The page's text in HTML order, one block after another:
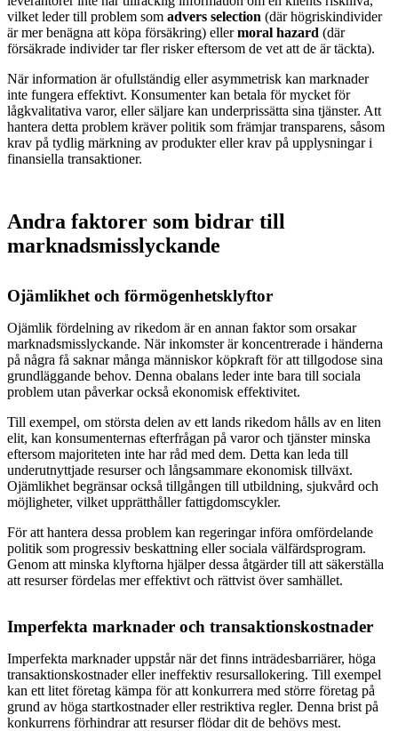
vilket leder till problem som advers selection (där högriskindivider
är mer benägna att köpa försäkring) ellermoral hazard (där
försäkrade individer tar fler risker eftersom de vet att de är täckta).
När information är ofullständig eller asymmetrisk kan marknader
inte fungera effektivt. Konsumenter kan betala för mycket för
lågkvalitativa varor, eller säljare kan underprissätta sina tjänster. Att
hantera detta problem kräver politik som främjar transparens, såsom
krav på tydlig märkning av produkter eller krav på upplysningar i
finansiella transaktioner.
Andra faktorer som bidrar till
marknadsmisslyckande
Ojämlikhet och förmögenhetsklyftor
Ojämlik fördelning av rikedom är en annan faktor som orsakar
marknadsmisslyckande. När inkomster är koncentrerade i händerna
på några få saknar många människor köpkraft för att tillgodose sina
grundläggande behov. Denna obalans leder inte bara till sociala
problem utan påverkar också ekonomisk effektivitet.
Till exempel, om största delen av ett lands rikedom hålls av en liten
elit, kan konsumenternas efterfrågan på varor och tjänster minska
eftersom majoriteten inte har råd med dem. Detta kan leda till
underutnyttjade resurser och långsammare ekonomisk tillväxt.
Ojämlikhet begränsar också tillgången till utbildning, sjukvård och
möjligheter, vilket upprätthåller fattigdomscykler.
För att hantera dessa problem kan regeringar införa omfördelande
politik som progressiv beskattning eller sociala välfärdsprogram.
Genom att minska klyftorna hjälper dessa åtgärder till att säkerställa
att resurser fördelas mer effektivt och rättvist över samhället.
Imperfekta marknader och transaktionskostnader
Imperfekta marknader uppstår när det finns inträdesbarriärer, höga
transaktionskostnader eller ineffektiv resursallokering. Till exempel
kan ett litet företag kämpa för att konkurrera med större företag på
grund av höga startkostnader eller restriktiva regler. Denna brist på
konkurrens förhindrar att resurser flödar dit de behövs mest.